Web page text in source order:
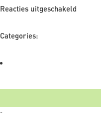
Reacties uitgeschakeld
Categories: